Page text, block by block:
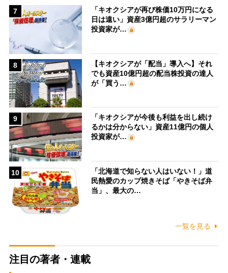
7
「キオクシアが再び株価10万円になる
日は遠い」資産3億円超のサラリーマン
投資家が…
8
【キオクシアが「配当」導入へ】それ
でも資産10億円超の配当株投資の達人
が「買う…
9
「キオクシアが今後も利益を出し続け
るかは分からない」資産11億円の個人
投資家が…
10
「北海道で知らない人はいない！」道
民熱愛のカップ焼きそば「やきそば弁
当」、最大の…
一覧を見る
注目の著者・連載